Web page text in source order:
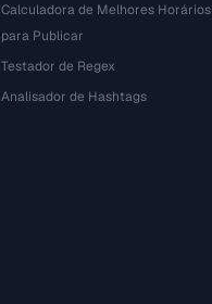
Calculadora de Melhores Horários
para Publicar
Testador de Regex
Analisador de Hashtags